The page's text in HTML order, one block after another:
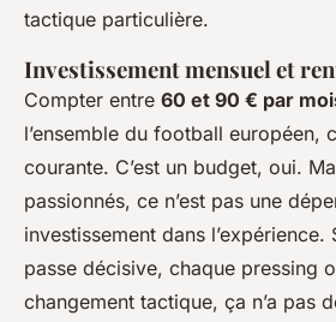
tactique particulière.
Investissement mensuel et
Compter entre 60 et 90 € par
l’ensemble du football européen,
courante. C’est un budget, oui.
passionnés, ce n’est pas une
investissement dans l’expérience.
passe décisive, chaque pressing
changement tactique, ça n’a pas